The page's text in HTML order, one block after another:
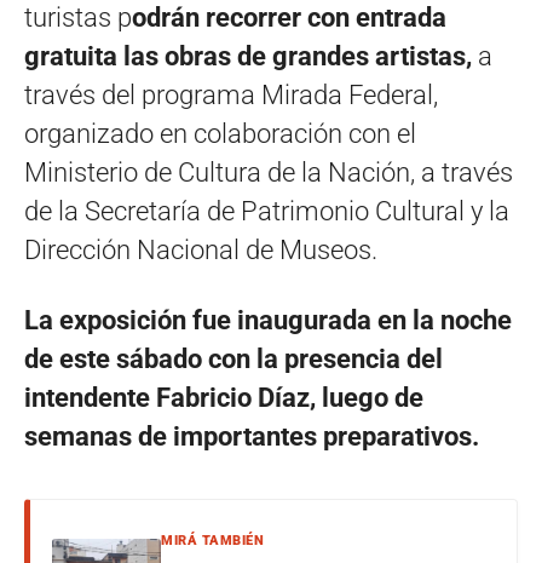
turistas podrán recorrer con entrada
gratuita las obras de grandes artistas, a
través del programa Mirada Federal,
organizado en colaboración con el
Ministerio de Cultura de la Nación, a través
de la Secretaría de Patrimonio Cultural y la
Dirección Nacional de Museos.
La exposición fue inaugurada en la noche
de este sábado con la presencia del
intendente Fabricio Díaz, luego de
semanas de importantes preparativos.
MIRÁ TAMBIÉN